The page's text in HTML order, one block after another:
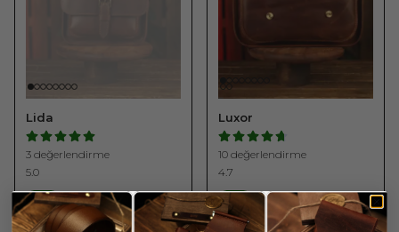
Lida
3 değerlendirme
5.0
%10
4.375 ₺
3.932,54 ₺
Luxor
10 değerlendirme
4.7
%10
7.225 ₺
6.494,33 ₺